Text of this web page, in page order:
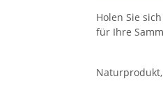
Holen Sie
für Ihre